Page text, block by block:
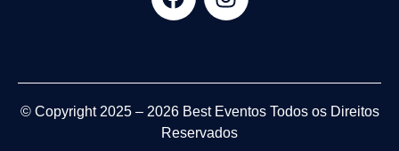
© Copyright 2025 – 2026 Best EventosTodos os Direitos
Reservados